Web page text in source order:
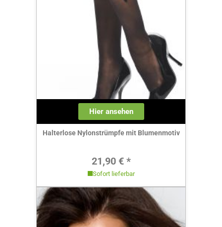
Hier ansehen
Halterlose Nylonstrümpfe mit Blumenmotiv
Regulärer Preis:
21,90 € *
Sofort lieferbar